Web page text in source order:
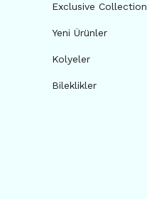
Exclusive Collection
Yeni Ürünler
Kolyeler
Bileklikler